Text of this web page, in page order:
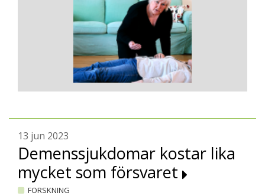
13 jun 2023
Demenssjukdomar kostar lika
mycket som försvaret
FORSKNING